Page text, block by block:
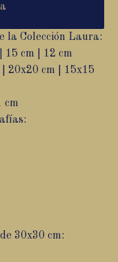
la Colección Laura:
15 cm | 12 cm
20x20 cm | 15x15
cm
30x30 cm: